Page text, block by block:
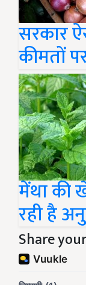
सरकार
कीमतों
मेंथा की
रही है
Share